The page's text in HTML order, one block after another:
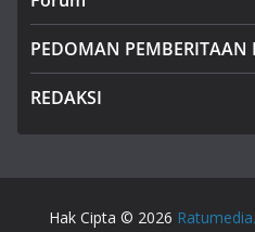
PEDOMAN PEMBERITAAN
REDAKSI
Hak Cipta © 2026